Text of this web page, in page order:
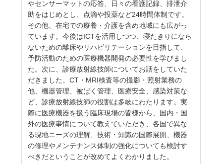
やセンサーマットの応答、日々の看護記録、排泄介
助をはじめとし、点滴や投薬など24時間体制です。
その他、在宅での療養・介護を含め地域にも広がっ
ています。今後はICTを活用しつつ、寝たきりになら
ないための離床やリハビリテーションを目指して、
予防活動のための医療機器開発の必要性を学びまし
た。次に、診療放射線技師についてお話をしていた
だきました。CT・MRI検査等の撮影・照射業務の
他、機器管理、被ばく管理、医療安全、感染対策な
ど、診療放射線技師の役割は多岐にわたります。実
際に医療機器を扱う臨床現場の皆様から、国内・国
外の医療事情について教えていただき、各国で異な
る現地ニーズの理解、技術・知識の国際展開、機器
の修理やメンテナンス体制の強化についても検討す
べきだということが改めてよくわかりました。